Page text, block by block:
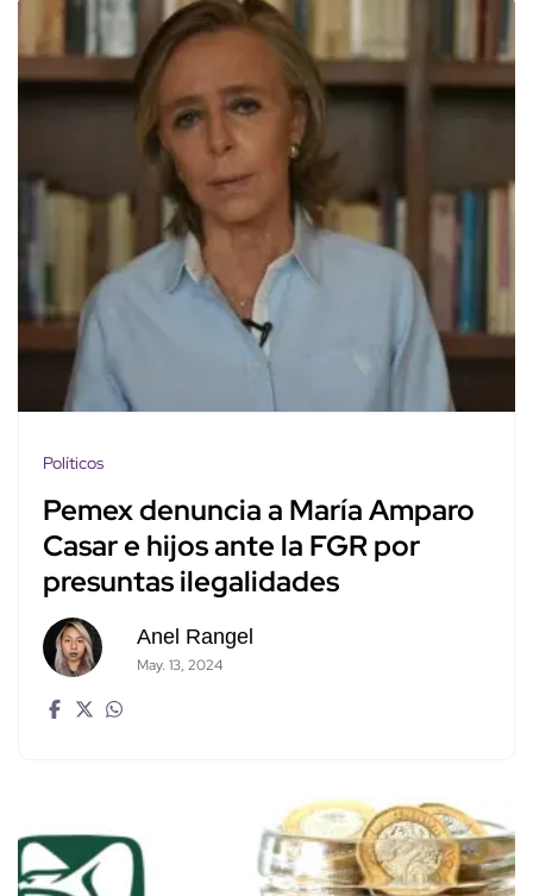
Políticos
Pemex denuncia a María Amparo
Casar e hijos ante la FGR por
presuntas ilegalidades
Anel Rangel
May. 13, 2024